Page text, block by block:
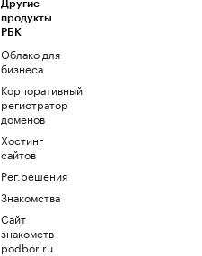
Другие
продукты
РБК
Облако для
бизнеса
Корпоративный
регистратор
доменов
Хостинг
сайтов
Рег.решения
Знакомства
Сайт
знакомств
podbor.ru